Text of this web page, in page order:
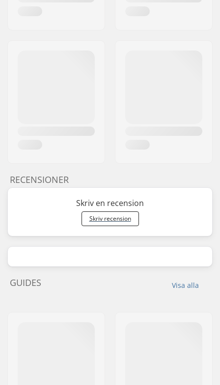
RECENSIONER
Skriv en recension
Skriv recension
Visa alla
GUIDES